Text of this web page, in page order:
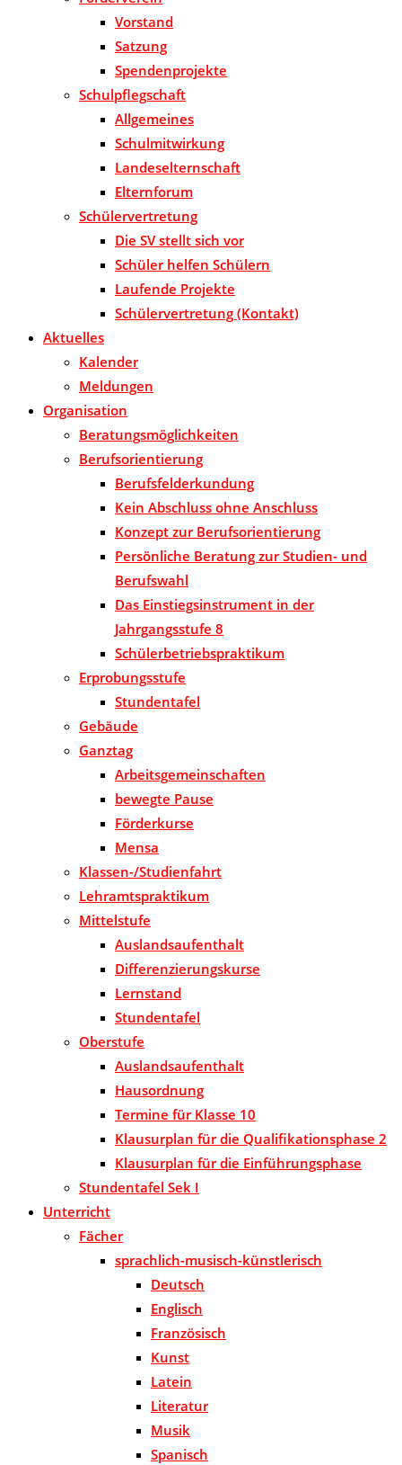
Vorstand
Satzung
Spendenprojekte
Schulpflegschaft
Allgemeines
Schulmitwirkung
Landeselternschaft
Elternforum
Schülervertretung
Die SV stellt sich vor
Schüler helfen Schülern
Laufende Projekte
Schülervertretung (Kontakt)
Aktuelles
Kalender
Meldungen
Organisation
Beratungsmöglichkeiten
Berufsorientierung
Berufsfelderkundung
Kein Abschluss ohne Anschluss
Konzept zur Berufsorientierung
Persönliche Beratung zur Studien- und
Berufswahl
Das Einstiegsinstrument in der
Jahrgangsstufe 8
Schülerbetriebspraktikum
Erprobungsstufe
Stundentafel
Gebäude
Ganztag
Arbeitsgemeinschaften
bewegte Pause
Förderkurse
Mensa
Klassen-/Studienfahrt
Lehramtspraktikum
Mittelstufe
Auslandsaufenthalt
Differenzierungskurse
Lernstand
Stundentafel
Oberstufe
Auslandsaufenthalt
Hausordnung
Termine für Klasse 10
Klausurplan für die Qualifikationsphase 2
Klausurplan für die Einführungsphase
Stundentafel Sek I
Unterricht
Fächer
sprachlich-musisch-künstlerisch
Deutsch
Englisch
Französisch
Kunst
Latein
Literatur
Musik
Spanisch